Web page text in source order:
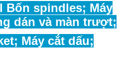
Bốn spindles; Máy
dán và màn trượt;
Máy cắt dấu;